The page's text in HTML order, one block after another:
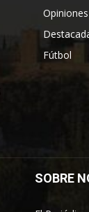
Opiniones
Fútbol
SOBRE